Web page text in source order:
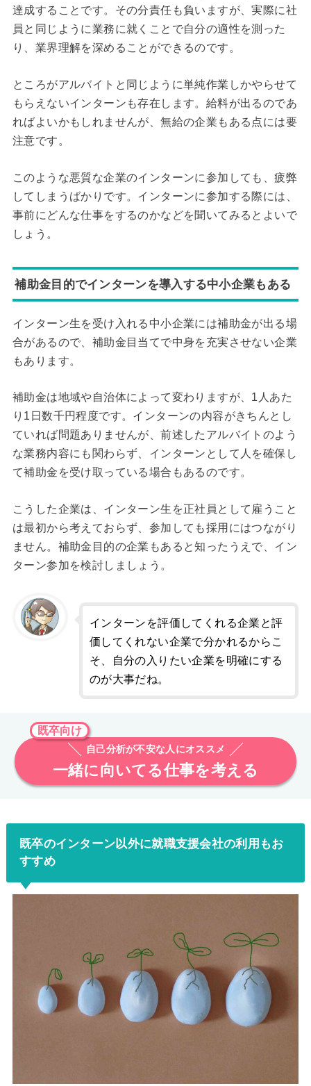
達成することです。その分責任も負いますが、実際に社
員と同じように業務に就くことで自分の適性を測った
り、業界理解を深めることができるのです。
ところがアルバイトと同じように単純作業しかやらせて
もらえないインターンも存在します。給料が出るのであ
ればよいかもしれませんが、無給の企業もある点には要
注意です。
このような悪質な企業のインターンに参加しても、疲弊
してしまうばかりです。インターンに参加する際には、
事前にどんな仕事をするのかなどを聞いてみるとよいで
しょう。
補助金目的でインターンを導入する中小企業もある
インターン生を受け入れる中小企業には補助金が出る場
合があるので、補助金目当てで中身を充実させない企業
もあります。
補助金は地域や自治体によって変わりますが、1人あた
り1日数千円程度です。インターンの内容がきちんとし
ていれば問題ありませんが、前述したアルバイトのよう
な業務内容にも関わらず、インターンとして人を確保し
て補助金を受け取っている場合もあるのです。
こうした企業は、インターン生を正社員として雇うこと
は最初から考えておらず、参加しても採用にはつながり
ません。補助金目的の企業もあると知ったうえで、イン
ターン参加を検討しましょう。
インターンを評価してくれる企業と評
価してくれない企業で分かれるからこ
そ、自分の入りたい企業を明確にする
のが大事だね。
既卒向け
自己分析が不安な人にオススメ
一緒に向いてる仕事を考える
既卒のインターン以外に就職支援会社の利用もお
すすめ